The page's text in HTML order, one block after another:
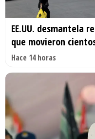
EE.UU. desmantela
que movieron
Hace 14 horas